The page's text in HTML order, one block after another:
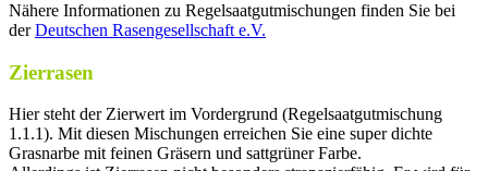
Nähere Informationen zu Regelsaatgutmischungen finden Sie bei
derDeutschen Rasengesellschaft e.V.
Zierrasen
Hier steht der Zierwert im Vordergrund (Regelsaatgutmischung
1.1.1). Mit diesen Mischungen erreichen Sie eine super dichte
Grasnarbe mit feinen Gräsern und sattgrüner Farbe.